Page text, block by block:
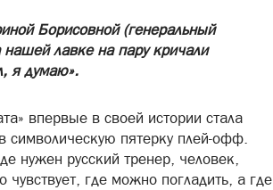
Борисовной (генеральный
лавке на пару кричали
я думаю».
впервые в своей истории стала
пятерку плей-офф.
нужен русский тренер, человек,
чувствует, где можно погладить, а где